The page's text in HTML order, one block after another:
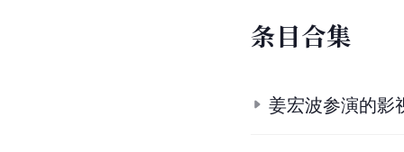
条目合集
姜宏波参演的影